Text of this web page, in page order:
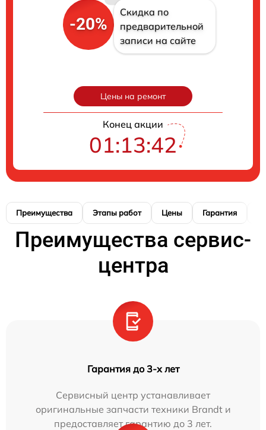
-20%
Скидка по
предварительной
записи на сайте
Цены на ремонт
Конец акции
01:13:41
Преимущества Этапы работ Цены Гарантия
Преимущества сервис-
центра
Гарантия до 3-х лет
Сервисный центр устанавливает
оригинальные запчасти техники Brandt и
предоставляет гарантию до 3 лет.